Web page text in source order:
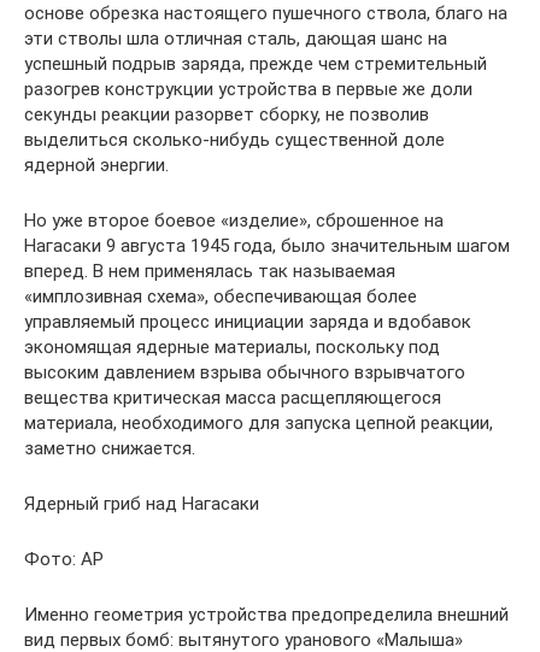
основе обрезка настоящего пушечного ствола, благо на
эти стволы шла отличная сталь, дающая шанс на
успешный подрыв заряда, прежде чем стремительный
разогрев конструкции устройства в первые же доли
секунды реакции разорвет сборку, не позволив
выделиться сколько-нибудь существенной доле
ядерной энергии.
Но уже второе боевое «изделие», сброшенное на
Нагасаки 9 августа 1945 года, было значительным шагом
вперед. В нем применялась так называемая
«имплозивная схема», обеспечивающая более
управляемый процесс инициации заряда и вдобавок
экономящая ядерные материалы, поскольку под
высоким давлением взрыва обычного взрывчатого
вещества критическая масса расщепляющегося
материала, необходимого для запуска цепной реакции,
заметно снижается.
Ядерный гриб над Нагасаки
Фото: AP
Именно геометрия устройства предопределила внешний
вид первых бомб: вытянутого уранового «Малыша»